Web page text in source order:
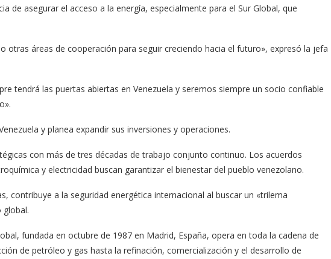
de asegurar el acceso a la energía, especialmente para el Sur Global, que
otras áreas de cooperación para seguir creciendo hacia el futuro», expresó la jefa
tendrá las puertas abiertas en Venezuela y seremos siempre un socio confiable
y planea expandir sus inversiones y operaciones.
con más de tres décadas de trabajo conjunto continuo. Los acuerdos
y electricidad buscan garantizar el bienestar del pueblo venezolano.
contribuye a la seguridad energética internacional al buscar un «trilema
global.
fundada en octubre de 1987 en Madrid, España, opera en toda la cadena de
de petróleo y gas hasta la refinación, comercialización y el desarrollo de